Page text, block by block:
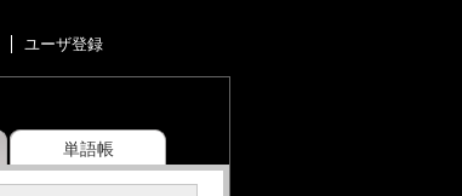
ユーザ登録
単語帳